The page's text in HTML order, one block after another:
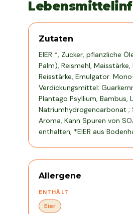
Zutaten
EIER *, Zucker, pflanzliche
Palm), Reismehl,
Reisstärke, Emulgator:
Verdickungsmittel:
Plantago Psyllium,
Natriumhydrogencarbonat ;
Aroma, Kann Spuren von
enthalten, *EIER aus
Allergene
ENTHÄLT
Eier